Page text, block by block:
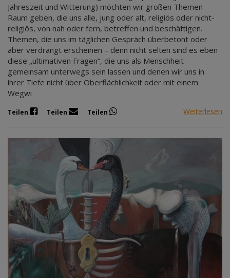
Jahreszeit und Witterung) möchten wir großen Themen
Raum geben, die uns alle, jung oder alt, religiös oder nicht-
religiös, von nah oder fern, betreffen und beschäftigen.
Themen, die uns im täglichen Gespräch überbetont oder
aber verdrängt erscheinen – denn nicht selten sind es eben
diese „ultimativen Fragen“, die uns als Menschheit
gemeinsam unterwegs sein lassen und denen wir uns in
ihrer Tiefe nicht über Oberflächlichkeit oder mit einem
Wegwi
Teilen Teilen Teilen Weiterlesen